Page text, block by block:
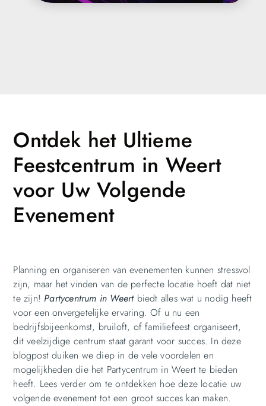
Ontdek het Ultieme
Feestcentrum in Weert
voor Uw Volgende
Evenement
Planning en organiseren van evenementen kunnen stressvol
zijn, maar het vinden van de perfecte locatie hoeft dat niet
te zijn! Partycentrum in Weertbiedt alles wat u nodig heeft
voor een onvergetelijke ervaring. Of u nu een
bedrijfsbijeenkomst, bruiloft, of familiefeest organiseert,
dit veelzijdige centrum staat garant voor succes. In deze
blogpost duiken we diep in de vele voordelen en
mogelijkheden die het Partycentrum in Weert te bieden
heeft. Lees verder om te ontdekken hoe deze locatie uw
volgende evenement tot een groot succes kan maken.